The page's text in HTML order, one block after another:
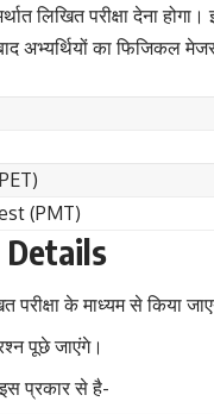
लिखित परीक्षा देना होगा।
का फिजिकल
(PMT)
Details
के माध्यम से किया
पूछे जाएंगे।
प्रकार से है-